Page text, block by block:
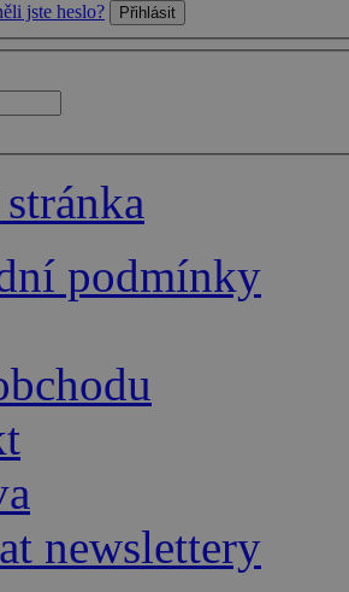
jste heslo?
podmínky
newslettery